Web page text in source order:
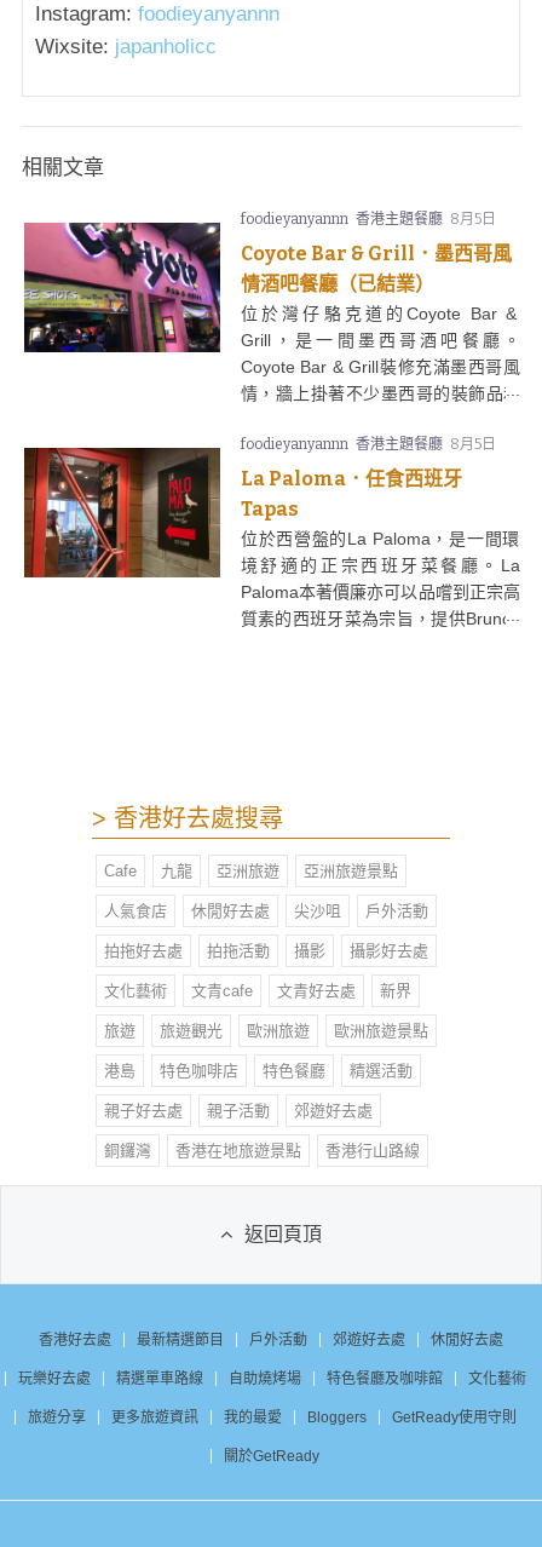
Instagram: foodieyanyannn
Wixsite: japanholicc
相關文章
foodieyanyannn 香港主題餐廳 8月5日
Coyote Bar & Grill．墨西哥風
情酒吧餐廳（已結業）
位於灣仔駱克道的Coyote Bar &
Grill，是一間墨西哥酒吧餐廳。
Coyote Bar & Grill裝修充滿墨西哥風
情，牆上掛著不少墨西哥的裝飾品和
開放式設計酒吧，吸引不少外籍人喝
酒傾談，十分熱鬧。而一樓的位置較
寬敞舒服，更適合跟友人共進晩餐，
友人說設計跟英國的酒吧餐廳格局有
點像呢。
foodieyanyannn 香港主題餐廳 8月5日
La Paloma．任食西班牙
Tapas
位於西營盤的La Paloma，是一間環
境舒適的正宗西班牙菜餐廳。La
Paloma本著價廉亦可以品嚐到正宗高
質素的西班牙菜為宗旨，提供Brunch
> 香港好去處搜尋
Cafe 九龍 亞洲旅遊 亞洲旅遊景點
人氣食店 休閒好去處 尖沙咀 戶外活動
拍拖好去處 拍拖活動 攝影 攝影好去處
文化藝術 文青cafe 文青好去處 新界
旅遊 旅遊觀光 歐洲旅遊 歐洲旅遊景點
港島 特色咖啡店 特色餐廳 精選活動
親子好去處 親子活動 郊遊好去處
銅鑼灣 香港在地旅遊景點 香港行山路線
返回頁頂
香港好去處 最新精選節目 戶外活動 郊遊好去處 休閒好去處
玩樂好去處 精選單車路線 自助燒烤場 特色餐廳及咖啡館 文化藝術
旅遊分享 更多旅遊資訊 我的最愛 Bloggers GetReady使用守則
關於GetReady